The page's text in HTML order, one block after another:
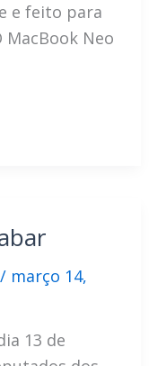
e feito para
Neo
/ março 14,
13 de